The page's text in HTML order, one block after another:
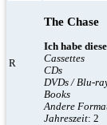
R
The Chase
Ich habe
Cassettes
CDs
DVDs / Blu-
Books
Andere
Jahreszeit: 2